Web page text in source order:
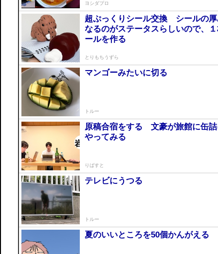
ヨシダプロ
超ぷっくりシール交換 シールの
なるのがステータスらしいので、
ールを作る
とりもちうずら
マンゴーみたいに切る
トルー
原稿合宿をする 文豪が旅館に缶
やってみる
りばすと
テレビにうつる
トルー
夏のいいところを50個かんがえる